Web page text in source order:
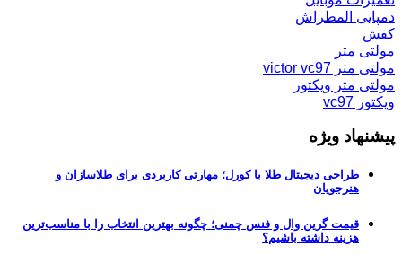
دمپایی المطراش
کفش
مولتی متر
مولتی متر victor vc97
مولتی متر ویکتور
ویکتور vc97
پیشنهاد ویژه
طراحی دیجیتال طلا با کورل؛ مهارتی کاربردی برای طلاسازان و
هنرجویان
قیمت گرین وال و فنس چمنی؛ چگونه بهترین انتخاب را با مناسب‌ترین
هزینه داشته باشیم؟